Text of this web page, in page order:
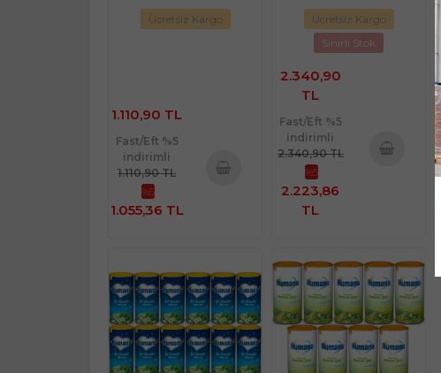
Ücretsiz Kargo
1.110,90 TL
Fast/Eft %5
indirimli
1.110,90 TL
%5
1.055,36 TL
Ücretsiz Kargo
Sınırlı Stok
2.340,90
TL
Fast/Eft %5
indirimli
2.340,90 TL
%5
2.223,86
TL